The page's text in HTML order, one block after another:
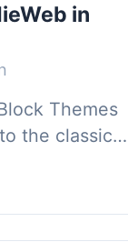
in
Themes
the classic